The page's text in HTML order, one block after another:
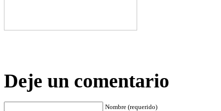
Deje un comentario
Nombre (requerido)